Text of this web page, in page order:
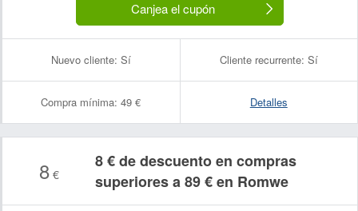
Canjea el cupón
Nuevo cliente: Sí Cliente recurrente: Sí
Compra mínima: 49 € Detalles
8 €
8 € de descuento en compras
superiores a 89 € en Romwe